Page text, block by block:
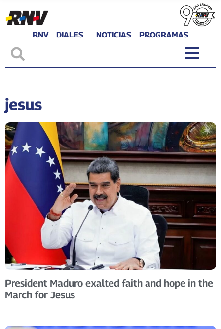
RNV DIALES NOTICIAS PROGRAMAS
jesus
President Maduro exalted faith and hope in the
March for Jesus